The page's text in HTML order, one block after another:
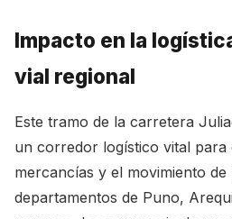
Impacto en la
vial regional
Este tramo de la carretera
un corredor logístico vital para
mercancías y el movimiento
departamentos de Puno,